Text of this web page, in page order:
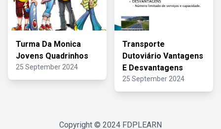
Turma Da Monica
Jovens Quadrinhos
25 September 2024
Transporte
Dutoviário Vantagens
E Desvantagens
25 September 2024
Copyright © 2024 FDPLEARN